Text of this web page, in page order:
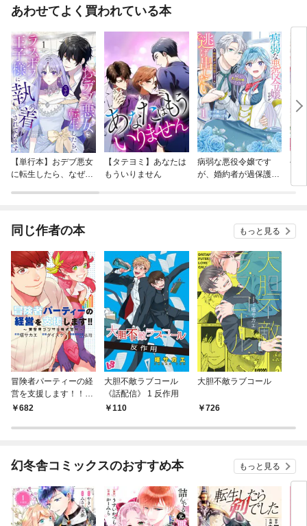
あわせてよく買われている本
【単行本】おデブ悪女
に転生したら、なぜか
【タテヨミ】あなたは
もういりません
病弱な悪役令嬢です
が、婚約者が過保護す
公
同じ作者の本 もっと見る
冒険者パーティーの経
営を支援します！！
～異世界コンサル株式
682
大胆不敵ラブコール
《話配信》 1 反作用
110
大胆不敵ラブコール
726
幻冬舎コミックスのおすすめ本 もっと見る